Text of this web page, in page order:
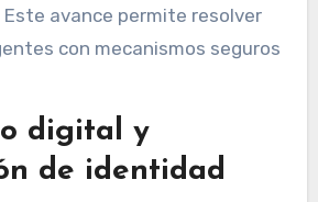
avance permite resolver
con mecanismos seguros
digital y
de identidad